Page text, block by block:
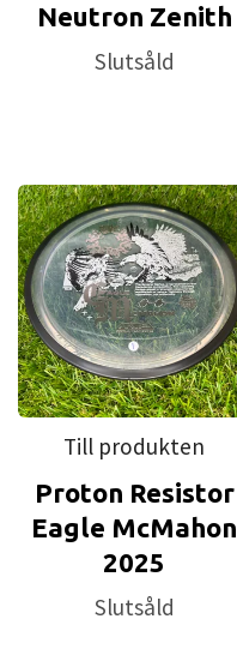
Neutron Zenith
Slutsåld
Till produkten
Proton Resistor
Eagle McMahon
2025
Slutsåld